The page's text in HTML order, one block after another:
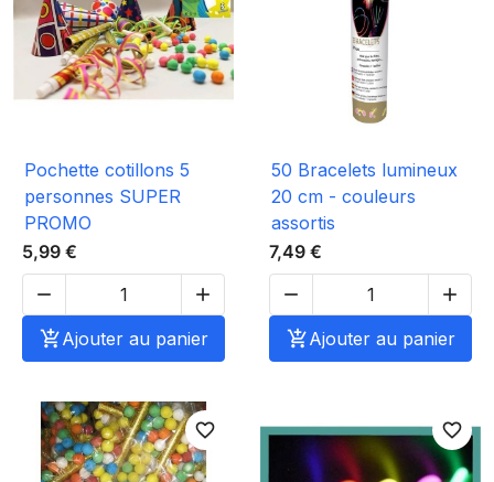
Pochette cotillons 5
personnes SUPER
PROMO
5,99 €


Ajouter au panier
50 Bracelets lumineux
20 cm - couleurs
assortis
7,49 €


Ajouter au panier
favorite_border favorite_border